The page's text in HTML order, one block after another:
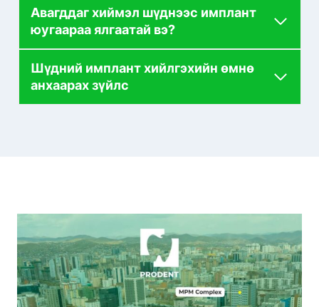
Авагддаг хиймэл шүднээс имплант
юугаараа ялгаатай вэ?
Шүдний имплант хийлгэхийн өмнө
анхаарах зүйлс